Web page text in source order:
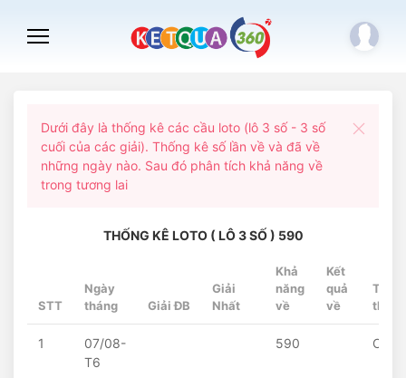
Dưới đây là thống kê các cầu loto (lô 3 số - 3 số
cuối của các giải). Thống kê số lần về và đã về
những ngày nào. Sau đó phân tích khả năng về
trong tương lai
THỐNG KÊ LOTO ( LÔ 3 SỐ ) 590
STT
Ngày
tháng
Giải ĐB
Giải
Nhất
Khả
năng
về
Kết
quả
về
Trạng
thái
1
07/08-
T6
590 Chờ...